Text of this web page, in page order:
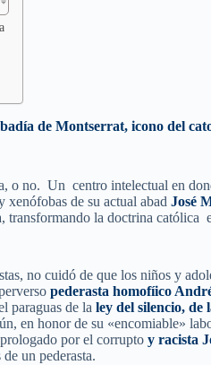
de Montserrat, icono del
no. Un centro intelectual en
xenófobas de su actual abad José
la doctrina
no cuidó de que los niños y
pederasta homofíico
paraguas de la ley del silencio, de
en honor de su «encomiable»
por el corrupto y racista
un pederasta.